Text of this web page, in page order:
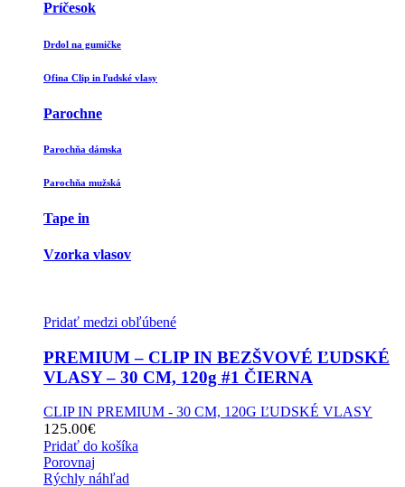
Príčesok
Drdol na gumičke
Ofina Clip in ľudské vlasy
Parochne
Parochňa dámska
Parochňa mužská
Tape in
Vzorka vlasov
Pridať medzi obľúbené
PREMIUM – CLIP IN BEZŠVOVÉ ĽUDSKÉ
VLASY – 30 CM, 120g #1 ČIERNA
CLIP IN PREMIUM - 30 CM, 120G ĽUDSKÉ VLASY
125.00€
Pridať do košíka
Porovnaj
Rýchly náhľad